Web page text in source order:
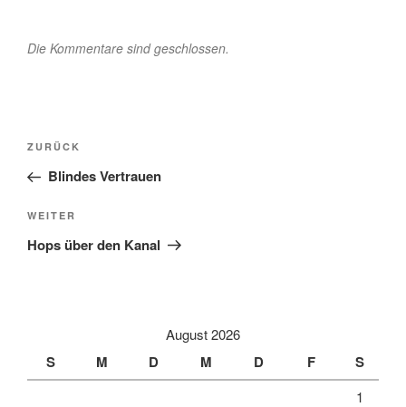
Die Kommentare sind geschlossen.
Beitragsnavigation
Vorheriger
Beitrag
ZURÜCK
Blindes Vertrauen
Nächster
Beitrag
WEITER
Hops über den Kanal
August 2026
S M D M D F S
1